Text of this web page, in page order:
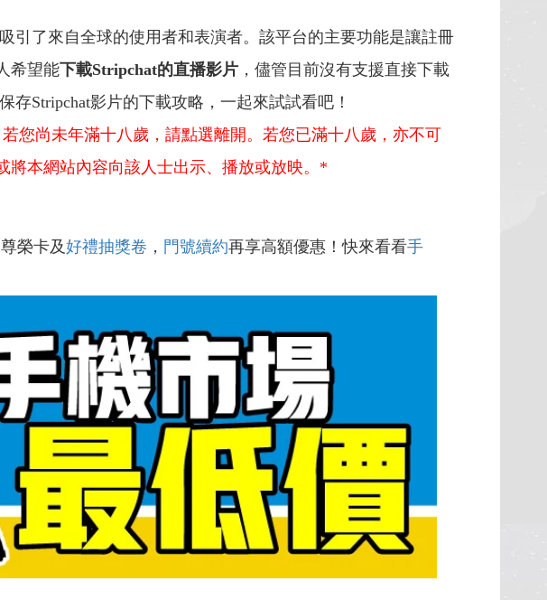
引了來自全球的使用者和表演者。該平台的主要功能是讓註冊
希望能下載Stripchat的直播影片 ，儘管目前沒有支援直接下載
存Stripchat影片的下載攻略，一起來試試看吧！
若您尚未年滿十八歲，請點選離開。若您已滿十八歲，亦不可
將本網站內容向該人士出示、播放或放映。*
榮卡及好禮抽獎卷 ， 門號續約再享高額優惠！快來看看手